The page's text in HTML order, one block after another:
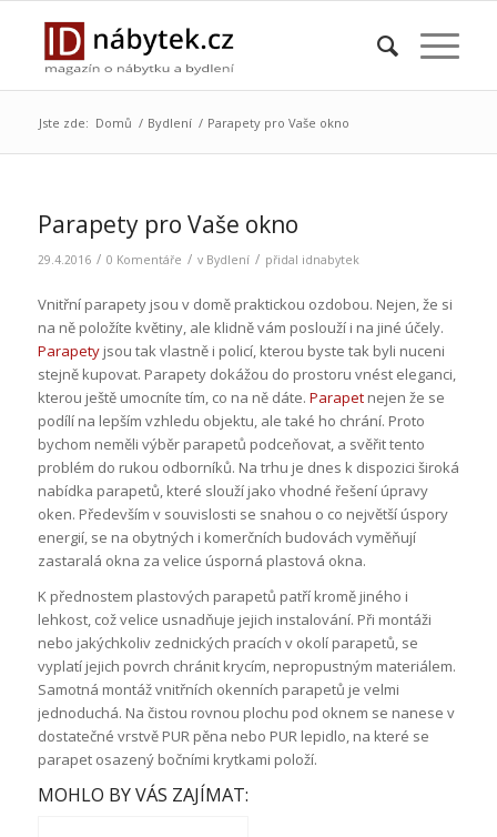
Jste zde: Domů / Bydlení / Parapety pro Vaše okno
Parapety pro Vaše okno
29.4.2016 / 0 Komentáře / v Bydlení / přidal idnabytek
Vnitřní parapety jsou v domě praktickou ozdobou. Nejen, že si
na ně položíte květiny, ale klidně vám poslouží i na jiné účely.
Parapetyjsou tak vlastně i policí, kterou byste tak byli nuceni
stejně kupovat. Parapety dokážou do prostoru vnést eleganci,
kterou ještě umocníte tím, co na ně dáte. Parapetnejen že se
podílí na lepším vzhledu objektu, ale také ho chrání. Proto
bychom neměli výběr parapetů podceňovat, a svěřit tento
problém do rukou odborníků. Na trhu je dnes k dispozici široká
nabídka parapetů, které slouží jako vhodné řešení úpravy
oken. Především v souvislosti se snahou o co největší úspory
energií, se na obytných i komerčních budovách vyměňují
zastaralá okna za velice úsporná plastová okna.
K přednostem plastových parapetů patří kromě jiného i
lehkost, což velice usnadňuje jejich instalování. Při montáži
nebo jakýchkoliv zednických pracích v okolí parapetů, se
vyplatí jejich povrch chránit krycím, nepropustným materiálem.
Samotná montáž vnitřních okenních parapetů je velmi
jednoduchá. Na čistou rovnou plochu pod oknem se nanese v
dostatečné vrstvě PUR pěna nebo PUR lepidlo, na které se
parapet osazený bočními krytkami položí.
MOHLO BY VÁS ZAJÍMAT: